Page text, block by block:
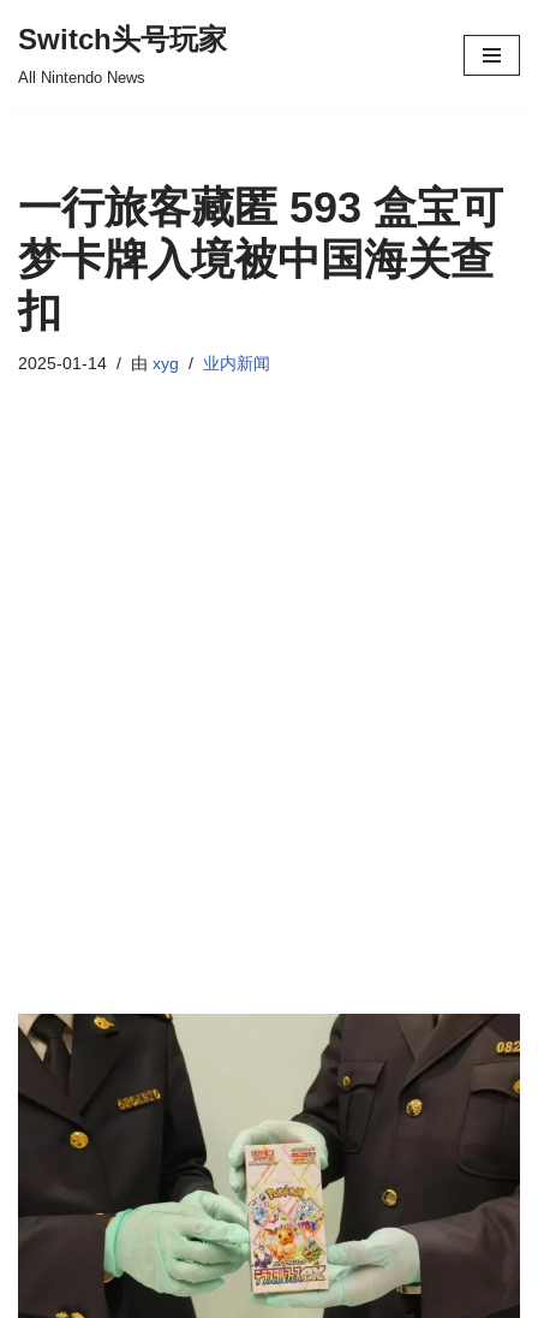
Switch头号玩家
All Nintendo News
一行旅客藏匿 593 盒宝可
梦卡牌入境被中国海关查
扣
2025-01-14 由 xyg 业内新闻